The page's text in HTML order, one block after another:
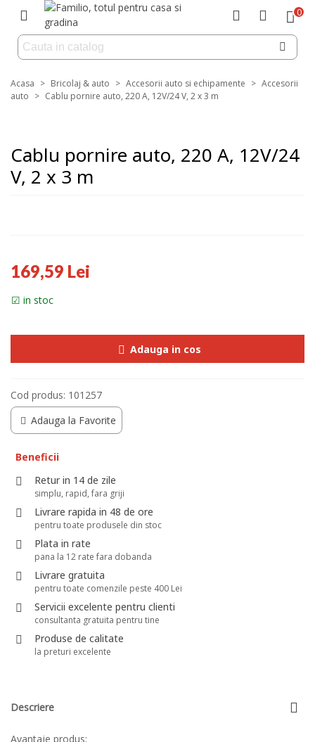
0
Acasa > Bricolaj & auto > Accesorii auto si echipamente > Accesorii
auto > Cablu pornire auto, 220 A, 12V/24 V, 2 x 3 m
Cablu pornire auto, 220 A, 12V/24
V, 2 x 3 m
169,59 Lei
in stoc
Adauga in cos
Cod produs: 101257
Adauga la Favorite
Beneficii
Retur in 14 de zile
simplu, rapid, fara griji
Livrare rapida in 48 de ore
pentru toate produsele din stoc
Plata in rate
pana la 12 rate fara dobanda
Livrare gratuita
pentru toate comenzile peste 400 Lei
Servicii excelente pentru clienti
consultanta gratuita pentru tine
Produse de calitate
la preturi excelente
Descriere
Avantaje produs: